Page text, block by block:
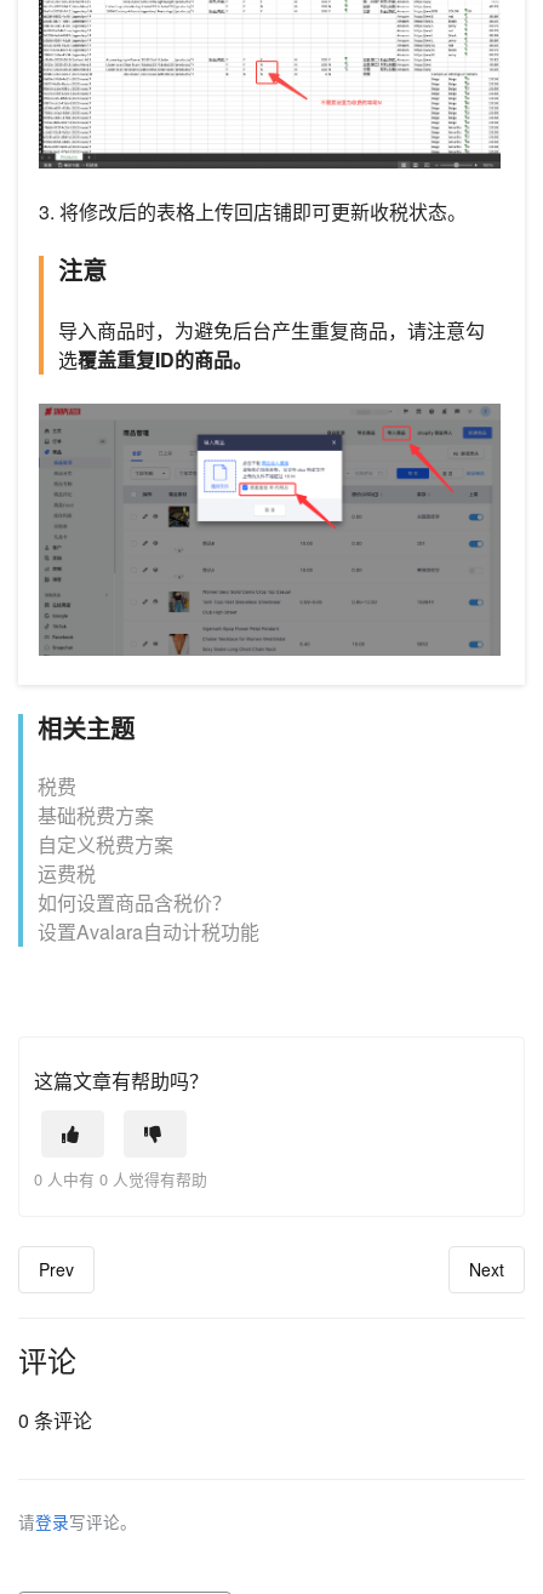
3. 将修改后的表格上传回店铺即可更新收税状态。
注意
导入商品时，为避免后台产生重复商品，请注意勾
选覆盖重复ID的商品。
相关主题
税费
基础税费方案
自定义税费方案
运费税
如何设置商品含税价？
设置Avalara自动计税功能
这篇文章有帮助吗？
0 人中有 0 人觉得有帮助
Prev Next
评论
0 条评论
请登录写评论。